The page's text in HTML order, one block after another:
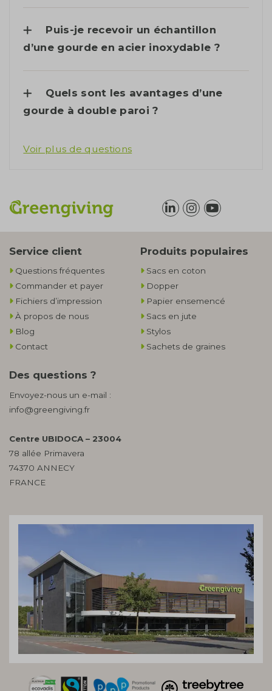
Puis-je recevoir un échantillon
d’une gourde en acier inoxydable ?
Quels sont les avantages d’une
gourde à double paroi ?
Voir plus de questions
Service client
Questions fréquentes
Commander et payer
Fichiers d’impression
À propos de nous
Blog
Contact
Produits populaires
Sacs en coton
Dopper
Papier ensemencé
Sacs en jute
Stylos
Sachets de graines
Des questions ?
Envoyez-nous un e-mail :
info@greengiving.fr
Centre UBIDOCA – 23004
78 allée Primavera
74370 ANNECY
FRANCE